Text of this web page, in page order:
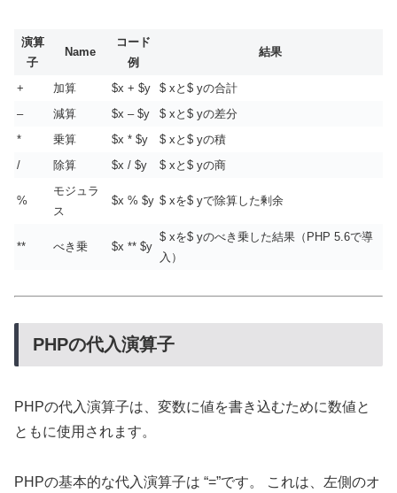
演算
子
Name
コード
例
結果
+ 加算 $x + $y
$ xと$ yの合計
–
減算 $x – $y
$ xと$ yの差分
*
乗算 $x * $y
$ xと$ yの積
/
除算 $x / $y $ xと$ yの商
%
モジュラ
ス
$x % $y $ xを$ yで除算した剰余
** べき乗 $x ** $y
$ xを$ yのべき乗した結果（PHP 5.6で導
入）
PHPの代入演算子
PHPの代入演算子は、変数に値を書き込むために数値と
ともに使用されます。
PHPの基本的な代入演算子は “=”です。 これは、左側のオ